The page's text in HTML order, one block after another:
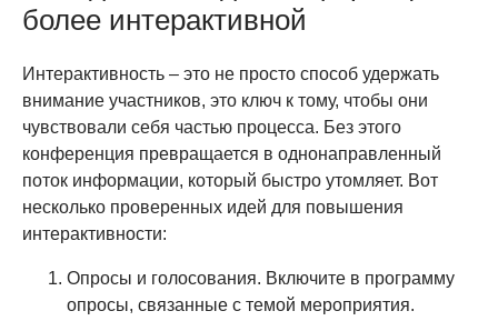
более интерактивной
Интерактивность – это не просто способ удержать
внимание участников, это ключ к тому, чтобы они
чувствовали себя частью процесса. Без этого
конференция превращается в однонаправленный
поток информации, который быстро утомляет. Вот
несколько проверенных идей для повышения
интерактивности:
Опросы и голосования. Включите в программу
опросы, связанные с темой мероприятия.